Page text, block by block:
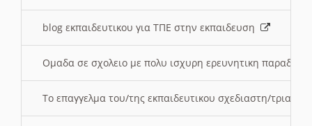
blog εκπαιδευτικου για ΤΠΕ στην εκπαιδευση
Ομαδα σε σχολειο με πολυ ισχυρη ερευνητικη
Το επαγγελμα του/της εκπαιδευτικου σχεδιαστη/τριας